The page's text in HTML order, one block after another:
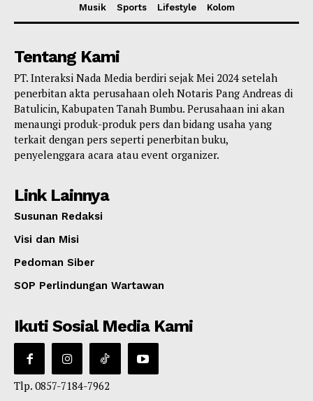
Musik
Sports Lifestyle Kolom
Tentang Kami
PT. Interaksi Nada Media berdiri sejak Mei 2024 setelah
penerbitan akta perusahaan oleh Notaris Pang Andreas di
Batulicin, Kabupaten Tanah Bumbu. Perusahaan ini akan
menaungi produk-produk pers dan bidang usaha yang
terkait dengan pers seperti penerbitan buku,
penyelenggara acara atau event organizer.
Link Lainnya
Susunan Redaksi
Visi dan Misi
Pedoman Siber
SOP Perlindungan Wartawan
Ikuti Sosial Media Kami
Tlp. 0857-7184-7962